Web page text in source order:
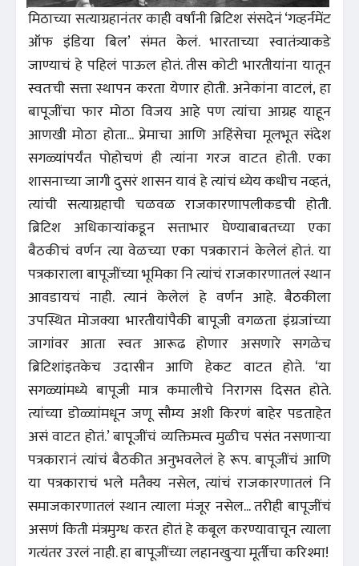
मिठाच्या सत्याग्रहानंतर काही वर्षांनी ब्रिटिश संसदेनं ‘गव्हर्नमेंट
ऑफ इंडिया बिल’ संमत केलं. भारताच्या स्वातंत्र्याकडे
जाण्याचं हे पहिलं पाऊल होतं. तीस कोटी भारतीयांना यातून
स्वतःची सत्ता स्थापन करता येणार होती. अनेकांना वाटलं, हा
बापूजींचा फार मोठा विजय आहे पण त्यांचा आग्रह याहून
आणखी मोठा होता... प्रेमाचा आणि अहिंसेचा मूलभूत संदेश
सगळ्यांपर्यंत पोहोचणं ही त्यांना गरज वाटत होती. एका
शासनाच्या जागी दुसरं शासन यावं हे त्यांचं ध्येय कधीच नव्हतं,
त्यांची सत्याग्रहाची चळवळ राजकारणापलीकडची होती.
ब्रिटिश अधिकाऱ्यांकडून सत्ताभार घेण्याबाबतच्या एका
बैठकीचं वर्णन त्या वेळच्या एका पत्रकारानं केलेलं होतं. या
पत्रकाराला बापूजींच्या भूमिका नि त्यांचं राजकारणातलं स्थान
आवडायचं नाही. त्यानं केलेलं हे वर्णन आहे. बैठकीला
उपस्थित मोजक्या भारतीयांपैकी बापूजी वगळता इंग्रजांच्या
जागांवर आता स्वतः आरूढ होणार असणारे सगळेच
ब्रिटिशांइतकेच उदासीन आणि हेकट वाटत होते. ‘या
सगळ्यांमध्ये बापूजी मात्र कमालीचे निरागस दिसत होते.
त्यांच्या डोळ्यांमधून जणू सौम्य अशी किरणं बाहेर पडताहेत
असं वाटत होतं.’ बापूजींचं व्यक्तिमत्त्व मुळीच पसंत नसणाऱ्या
पत्रकारानं त्यांचं बैठकीत अनुभवलेलं हे रूप. बापूजींचं आणि
या पत्रकाराचं भले मतैक्य नसेल, त्यांचं राजकारणातलं नि
समाजकारणातलं स्थान त्याला मंजूर नसेल... तरीही बापूजींचं
असणं किती मंत्रमुग्ध करत होतं हे कबूल करण्यावाचून त्याला
गत्यंतर उरलं नाही. हा बापूजींच्या लहानखुऱ्या मूर्तीचा करिश्मा!